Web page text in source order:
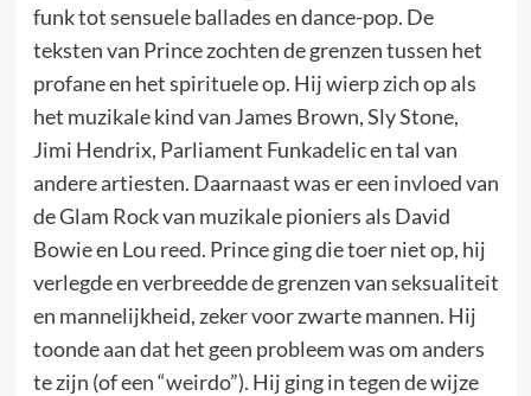
funk tot sensuele ballades en dance-pop. De
teksten van Prince zochten de grenzen tussen het
profane en het spirituele op. Hij wierp zich op als
het muzikale kind van James Brown, Sly Stone,
Jimi Hendrix, Parliament Funkadelic en tal van
andere artiesten. Daarnaast was er een invloed van
de Glam Rock van muzikale pioniers als David
Bowie en Lou reed. Prince ging die toer niet op, hij
verlegde en verbreedde de grenzen van seksualiteit
en mannelijkheid, zeker voor zwarte mannen. Hij
toonde aan dat het geen probleem was om anders
te zijn (of een “weirdo”). Hij ging in tegen de wijze